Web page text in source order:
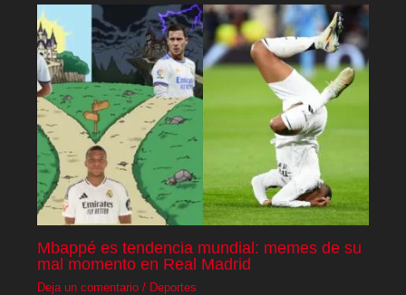
Mbappé es tendencia mundial: memes de su
mal momento en Real Madrid
Deja un comentario / Deportes